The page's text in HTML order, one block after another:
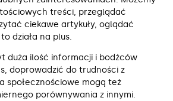
treści, przeglądać
ciekawe artykuły, oglądać
działa na plus.
duża ilość informacji i bodźców
doprowadzić do trudności z
społecznościowe mogą też
porównywania z innymi.